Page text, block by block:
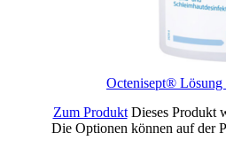
Zugelassenes Arzneimittel: Zu Risiken
Sie die Packungsbeilage und fragen
Die angegebene empfohlene
Kinder unerreichbar aufbewahren.
Zusätzliche
Octenisept® Lösung
Zum Produkt Dieses Produkt
Die Optionen können auf der